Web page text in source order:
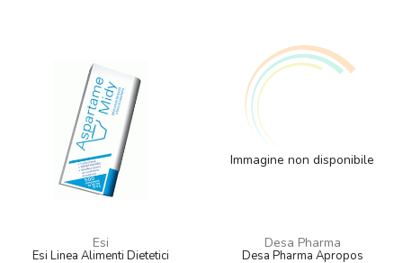
Esi
Esi Linea Alimenti Dietetici
Immagine non disponibile
Desa Pharma
Desa Pharma Apropos